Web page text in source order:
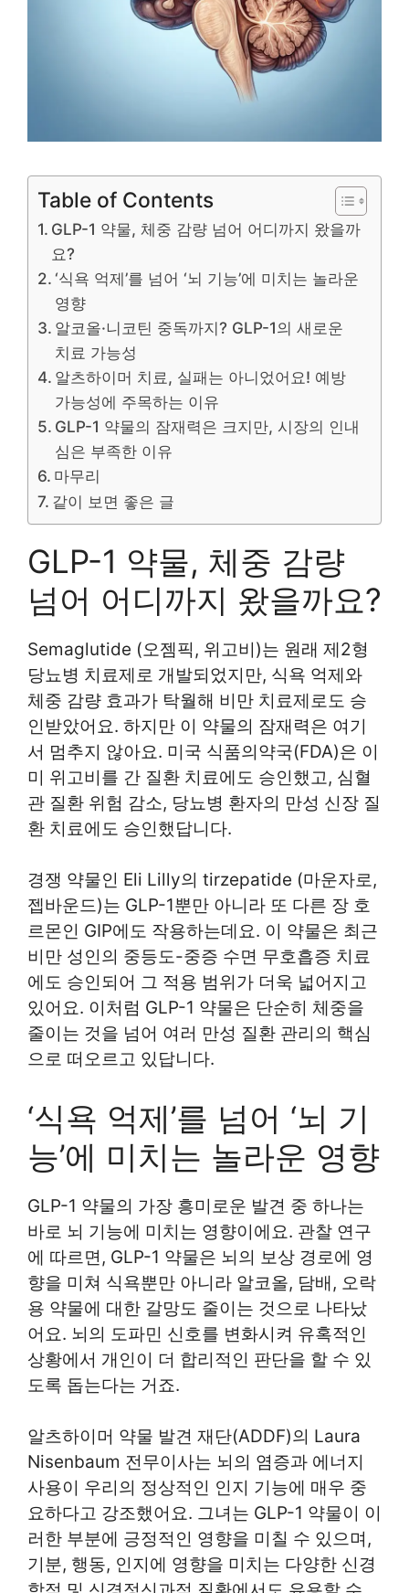
Table of Contents
GLP-1 약물, 체중 감량 넘어 어디까지 왔을까
요?
‘식욕 억제’를 넘어 ‘뇌 기능’에 미치는 놀라운
영향
알코올·니코틴 중독까지? GLP-1의 새로운
치료 가능성
알츠하이머 치료, 실패는 아니었어요! 예방
가능성에 주목하는 이유
GLP-1 약물의 잠재력은 크지만, 시장의 인내
심은 부족한 이유
마무리
같이 보면 좋은 글
GLP-1 약물, 체중 감량
넘어 어디까지 왔을까요?
Semaglutide (오젬픽, 위고비)는 원래 제2형
당뇨병 치료제로 개발되었지만, 식욕 억제와
체중 감량 효과가 탁월해 비만 치료제로도 승
인받았어요. 하지만 이 약물의 잠재력은 여기
서 멈추지 않아요. 미국 식품의약국(FDA)은 이
미 위고비를 간 질환 치료에도 승인했고, 심혈
관 질환 위험 감소, 당뇨병 환자의 만성 신장 질
환 치료에도 승인했답니다.
경쟁 약물인 Eli Lilly의 tirzepatide (마운자로,
젭바운드)는 GLP-1뿐만 아니라 또 다른 장 호
르몬인 GIP에도 작용하는데요. 이 약물은 최근
비만 성인의 중등도-중증 수면 무호흡증 치료
에도 승인되어 그 적용 범위가 더욱 넓어지고
있어요. 이처럼 GLP-1 약물은 단순히 체중을
줄이는 것을 넘어 여러 만성 질환 관리의 핵심
으로 떠오르고 있답니다.
‘식욕 억제’를 넘어 ‘뇌 기
능’에 미치는 놀라운 영향
GLP-1 약물의 가장 흥미로운 발견 중 하나는
바로 뇌 기능에 미치는 영향이에요. 관찰 연구
에 따르면, GLP-1 약물은 뇌의 보상 경로에 영
향을 미쳐 식욕뿐만 아니라 알코올, 담배, 오락
용 약물에 대한 갈망도 줄이는 것으로 나타났
어요. 뇌의 도파민 신호를 변화시켜 유혹적인
상황에서 개인이 더 합리적인 판단을 할 수 있
도록 돕는다는 거죠.
알츠하이머 약물 발견 재단(ADDF)의 Laura
Nisenbaum 전무이사는 뇌의 염증과 에너지
사용이 우리의 정상적인 인지 기능에 매우 중
요하다고 강조했어요. 그녀는 GLP-1 약물이 이
러한 부분에 긍정적인 영향을 미칠 수 있으며,
기분, 행동, 인지에 영향을 미치는 다양한 신경